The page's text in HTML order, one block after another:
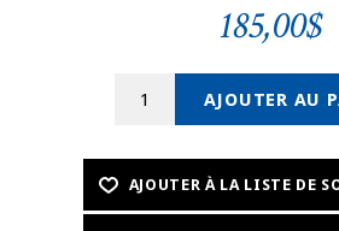
185,00$